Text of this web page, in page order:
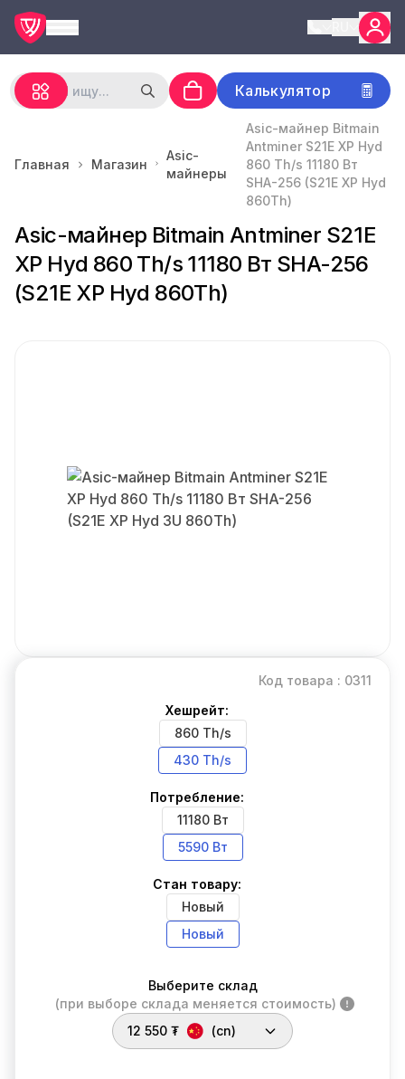
Калькулятор
Главная Магазин
Asic-
майнеры
Asic-майнер Bitmain
Antminer S21E XP Hyd
860 Th/s 11180 Вт
SHA-256 (S21E XP Hyd
860Th)
Asic-майнер Bitmain Antminer S21E
XP Hyd 860 Th/s 11180 Вт SHA-256
(S21E XP Hyd 860Th)
Код товара : 0311
Хешрейт:
860 Th/s
430 Th/s
Потребление:
11180 Вт
5590 Вт
Стан товару:
Новый
Новый
Выберите склад
(при выборе склада меняется стоимость)
12 550 ₮
(cn)